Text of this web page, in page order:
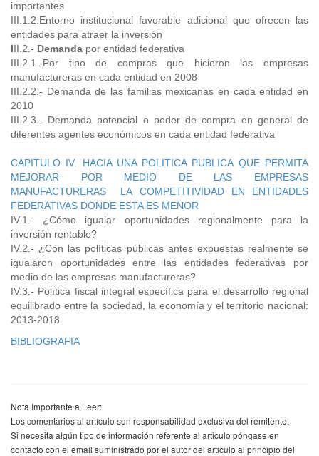
importantes
III.1.2.Entorno institucional favorable adicional que ofrecen las
entidades para atraer la inversión
III.2.- Demanda por entidad federativa
III.2.1.-Por tipo de compras que hicieron las empresas
manufactureras en cada entidad en 2008
III.2.2.- Demanda de las familias mexicanas en cada entidad en
2010
III.2.3.- Demanda potencial o poder de compra en general de
diferentes agentes económicos en cada entidad federativa
CAPITULO IV. HACIA UNA POLITICA PUBLICA QUE PERMITA
MEJORAR POR MEDIO DE LAS EMPRESAS
MANUFACTURERAS LA COMPETITIVIDAD EN ENTIDADES
FEDERATIVAS DONDE ESTA ES MENOR
IV.1.- ¿Cómo igualar oportunidades regionalmente para la
inversión rentable?
IV.2.- ¿Con las políticas públicas antes expuestas realmente se
igualaron oportunidades entre las entidades federativas por
medio de las empresas manufactureras?
IV.3.- Política fiscal integral específica para el desarrollo regional
equilibrado entre la sociedad, la economía y el territorio nacional:
2013-2018
BIBLIOGRAFIA
Nota Importante a Leer:
Los comentarios al artículo son responsabilidad exclusiva del remitente.
Si necesita algún tipo de información referente al articulo póngase en
contacto con el email suministrado por el autor del articulo al principio del